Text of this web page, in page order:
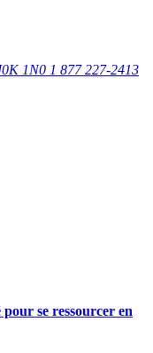
1N0 1 877 227-2413
se ressourcer en